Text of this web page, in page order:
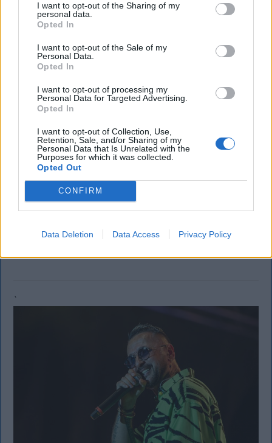
I want to opt-out of the Sharing of my
personal data.
Opted In
I want to opt-out of the Sale of my
Personal Data.
Opted In
I want to opt-out of processing my
Personal Data for Targeted Advertising.
Opted In
I want to opt-out of Collection, Use,
Retention, Sale, and/or Sharing of my
Personal Data that Is Unrelated with the
Purposes for which it was collected.
Opted Out
CONFIRM
Data Deletion Data Access Privacy Policy
SZÉKELYHON
Életveszélyesen megfenyegették
Majkát, elmarad a sepsiszentgyörgyi
koncertje
Életveszélyes fenyegetést kapott Majka, ezért
elmarad a sepsiszentgyörgyi koncertje. Az előadó
közösségi oldalán azt írta, ismeretlenek azt is
rendezvényt és milyen útvonalon közlekednének
`